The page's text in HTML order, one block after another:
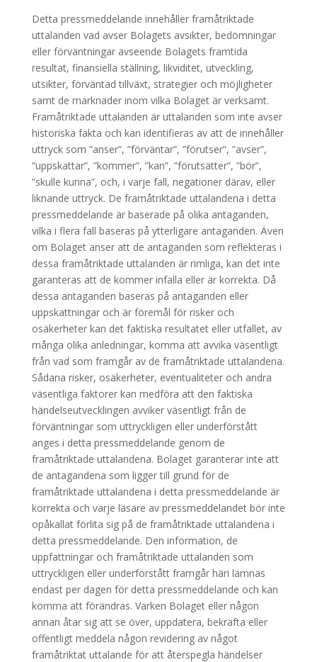
Detta pressmeddelande innehåller framåtriktade
uttalanden vad avser Bolagets avsikter, bedömningar
eller förväntningar avseende Bolagets framtida
resultat, finansiella ställning, likviditet, utveckling,
utsikter, förväntad tillväxt, strategier och möjligheter
samt de marknader inom vilka Bolaget är verksamt.
Framåtriktade uttalanden är uttalanden som inte avser
historiska fakta och kan identifieras av att de innehåller
uttryck som ”anser”, ”förväntar”, ”förutser”, ”avser”,
”uppskattar”, ”kommer”, ”kan”, ”förutsätter”, ”bör”,
”skulle kunna”, och, i varje fall, negationer därav, eller
liknande uttryck. De framåtriktade uttalandena i detta
pressmeddelande är baserade på olika antaganden,
vilka i flera fall baseras på ytterligare antaganden. Även
om Bolaget anser att de antaganden som reflekteras i
dessa framåtriktade uttalanden är rimliga, kan det inte
garanteras att de kommer infalla eller är korrekta. Då
dessa antaganden baseras på antaganden eller
uppskattningar och är föremål för risker och
osäkerheter kan det faktiska resultatet eller utfallet, av
många olika anledningar, komma att avvika väsentligt
från vad som framgår av de framåtriktade uttalandena.
Sådana risker, osäkerheter, eventualiteter och andra
väsentliga faktorer kan medföra att den faktiska
händelseutvecklingen avviker väsentligt från de
förväntningar som uttryckligen eller underförstått
anges i detta pressmeddelande genom de
framåtriktade uttalandena. Bolaget garanterar inte att
de antagandena som ligger till grund för de
framåtriktade uttalandena i detta pressmeddelande är
korrekta och varje läsare av pressmeddelandet bör inte
opåkallat förlita sig på de framåtriktade uttalandena i
detta pressmeddelande. Den information, de
uppfattningar och framåtriktade uttalanden som
uttryckligen eller underförstått framgår häri lämnas
endast per dagen för detta pressmeddelande och kan
komma att förändras. Varken Bolaget eller någon
annan åtar sig att se över, uppdatera, bekräfta eller
offentligt meddela någon revidering av något
framåtriktat uttalande för att återspegla händelser